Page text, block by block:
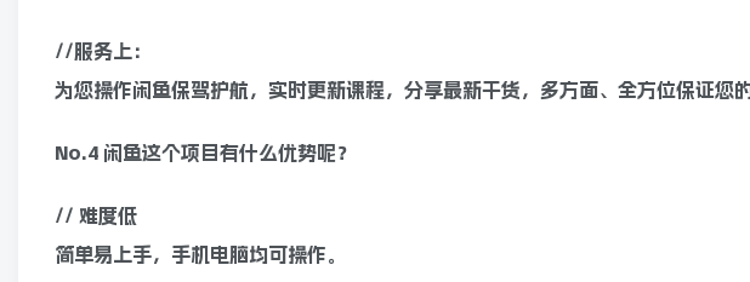
//服务上：
为您操作闲鱼保驾护航，实时更新课程，分享最新干货，多方面、全方位保证您
No.4 闲鱼这个项目有什么优势呢？
// 难度低
简单易上手，手机电脑均可操作。